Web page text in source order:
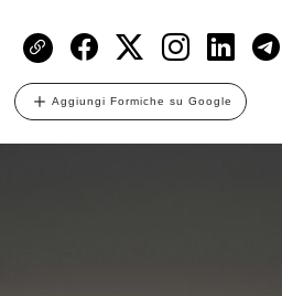
Aggiungi Formiche su Google